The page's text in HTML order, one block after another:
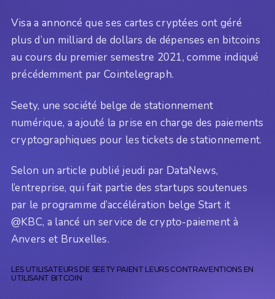
Visa a annoncé que ses cartes cryptées ont géré
plus d’un milliard de dollars de dépenses en bitcoins
au cours du premier semestre 2021, comme indiqué
précédemment par Cointelegraph.
Seety, une société belge de stationnement
numérique, a ajouté la prise en charge des paiements
cryptographiques pour les tickets de stationnement.
Selon un article publié jeudi par DataNews,
l’entreprise, qui fait partie des startups soutenues
par le programme d’accélération belge Start it
@KBC, a lancé un service de crypto-paiement à
Anvers et Bruxelles.
LES UTILISATEURS DE SEETY PAIENT LEURS CONTRAVENTIONS EN
UTILISANT BITCOIN